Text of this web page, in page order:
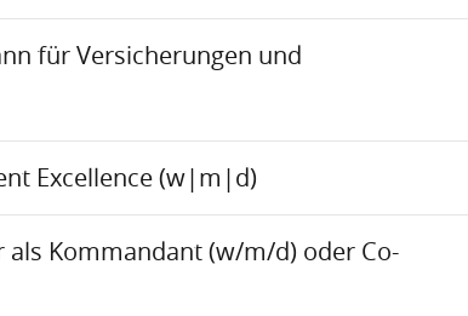
für Versicherungen und
Excellence (w|m|d)
Kommandant (w/m/d) oder Co-